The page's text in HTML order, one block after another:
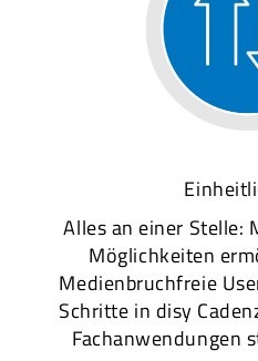
Alles an einer Stelle:
Möglichkeiten
Medienbruchfreie
Schritte in disy
Fachanwendungen